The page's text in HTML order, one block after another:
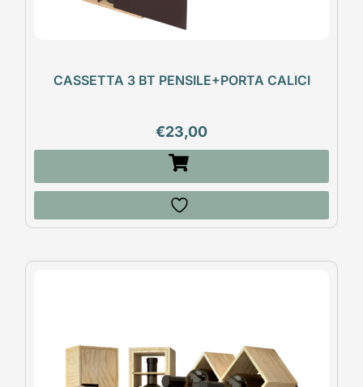
CASSETTA 3 BT PENSILE+PORTA CALICI
€23,00